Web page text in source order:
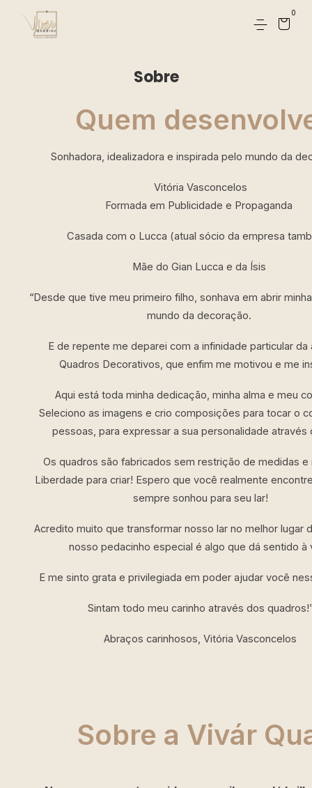
0
Sobre
Quem
Sonhadora, idealizadora e inspirada pelo mundo da
Vitória Vasconcelos
Formada em Publicidade e Propaganda
Casada com o Lucca (atual sócio da empresa
Mãe do Gian Lucca e da Ísis
“Desde que tive meu primeiro filho, sonhava em abrir
mundo da decoração.
E de repente me deparei com a infinidade particular da
Quadros Decorativos, que enfim me motivou e me
Aqui está toda minha dedicação, minha alma e meu
Seleciono as imagens e crio composições para tocar o
pessoas, para expressar a sua personalidade através
Os quadros são fabricados sem restrição de medidas e
Liberdade para criar! Espero que você realmente
sempre sonhou para seu lar!
Acredito muito que transformar nosso lar no melhor lugar
nosso pedacinho especial é algo que dá sentido à
E me sinto grata e privilegiada em poder ajudar você
Sintam todo meu carinho através dos
Abraços carinhosos, Vitória Vasconcelos
Sobre a Vivár